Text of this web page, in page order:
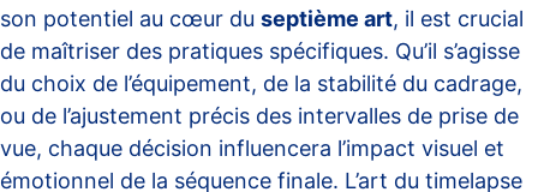
son potentiel au cœur du septième art, il est crucial
de maîtriser des pratiques spécifiques. Qu’il s’agisse
du choix de l’équipement, de la stabilité du cadrage,
ou de l’ajustement précis des intervalles de prise de
vue, chaque décision influencera l’impact visuel et
émotionnel de la séquence finale. L’art du timelapse